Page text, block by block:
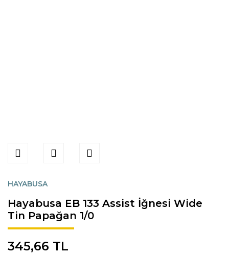
HAYABUSA
Hayabusa EB 133 Assist İğnesi Wide
Tin Papağan 1/0
345,66 TL